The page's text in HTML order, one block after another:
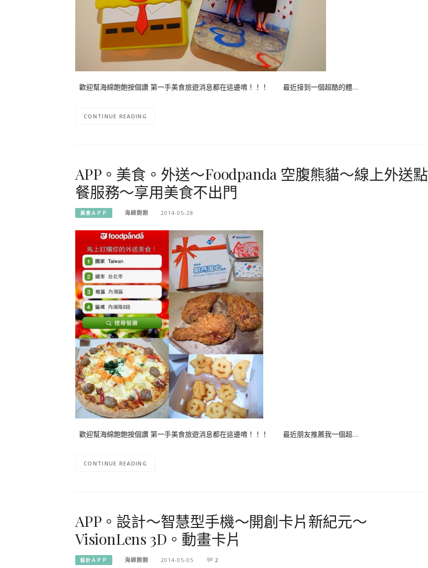
歡迎幫海綿飽飽按個讚 第一手美食旅遊消息都在這邊唷！！！ 最近接到一個超酷的體…
CONTINUE READING
APP。美食。外送～Foodpanda 空腹熊貓～線上外送點
餐服務～享用美食不出門
美食ＡＰＰ 海綿飽飽 2014-05-28
歡迎幫海綿飽飽按個讚 第一手美食旅遊消息都在這邊唷！！！ 最近朋友推薦我一個超…
CONTINUE READING
APP。設計～智慧型手機～開創卡片新紀元～
VisionLens 3D。動畫卡片
設計ＡＰＰ 海綿飽飽 2014-05-05 2